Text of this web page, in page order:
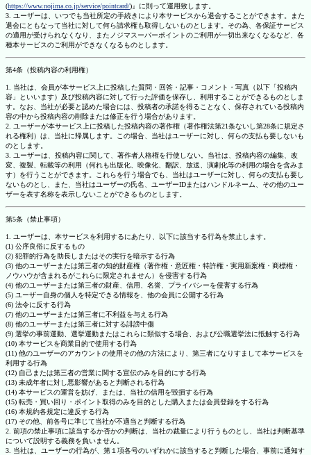
(https://www.nojima.co.jp/service/pointcard/)』に則って運用致します。
3. ユーザーは、いつでも当社所定の手続きにより本サービスから退会することができます。また
退会にともなって当社に対して何ら請求権も取得しないものとします。その為、各保証サービス
の適用が受けられなくなり、またノジマスーパーポイントのご利用が一切出来なくなるなど、各
種本サービスのご利用ができなくなるものとします。
第4条（投稿内容の利用権）
1. 当社は、会員が本サービス上に投稿した質問・回答・記事・コメント・写真（以下「投稿内
容」といいます）及び投稿内容に対して行った評価を保存し、利用することができるものとしま
す。なお、当社が必要と認めた場合には、投稿者の承諾を得ることなく、保存されている投稿内
容の中から投稿内容の削除または修正を行う場合があります。
2. ユーザーが本サービス上に投稿した投稿内容の著作権（著作権法第21条ないし第28条に規定さ
れる権利）は、当社に帰属します。この場合、当社はユーザーに対し、何らの支払も要しないも
のとします。
3. ユーザーは、投稿内容に関して、著作者人格権を行使しない。当社は、投稿内容の編集、改
変、複製、転載等の利用（何れも出版化、映像化、翻訳、放送、演劇化等の利用の場合を含みま
す）を行うことができます。これらを行う場合でも、当社はユーザーに対し、何らの支払も要し
ないものとし、また、当社はユーザーの氏名、ユーザーIDまたはハンドルネーム、その他のユー
ザーを表す名称を表示しないことができるものとします。
第5条（禁止事項）
1. ユーザーは、本サービスを利用するにあたり、以下に該当する行為を禁止します。
(1) 公序良俗に反するもの
(2) 犯罪的行為を助長しまたはその実行を暗示する行為
(3) 他のユーザーまたは第三者の知的財産権（著作権・意匠権・特許権・実用新案権・商標権・
ノウハウが含まれるがこれらに限定されません）を侵害する行為
(4) 他のユーザーまたは第三者の財産、信用、名誉、プライバシーを侵害する行為
(5) ユーザー自身の個人を特定できる情報を、他の会員に公開する行為
(6) 法令に反する行為
(7) 他のユーザーまたは第三者に不利益を与える行為
(8) 他のユーザーまたは第三者に対する誹謗中傷
(9) 選挙の事前運動、選挙運動またはこれらに類似する場合、および公職選挙法に抵触する行為
(10) 本サービスを商業目的で使用する行為
(11) 他のユーザーのアカウントの使用その他の方法により、第三者になりすまして本サービスを
利用する行為
(12) 自己または第三者の営業に関する宣伝のみを目的にする行為
(13) 未成年者に対し悪影響があると判断される行為
(14) 本サービスの運営を妨げ、または、当社の信用を毀損する行為
(15) 転売・買い回り・ポイント取得のみを目的とした購入または会員登録をする行為
(16) 本規約各規定に違反する行為
(17) その他、前各号に準じて当社が不適当と判断する行為
2. 前項の禁止事項に該当するか否かの判断は、当社の裁量により行うものとし、当社は判断基準
について説明する義務を負いません。
3. 当社は、ユーザーの行為が、第１項各号のいずれかに該当すると判断した場合、事前に通知す